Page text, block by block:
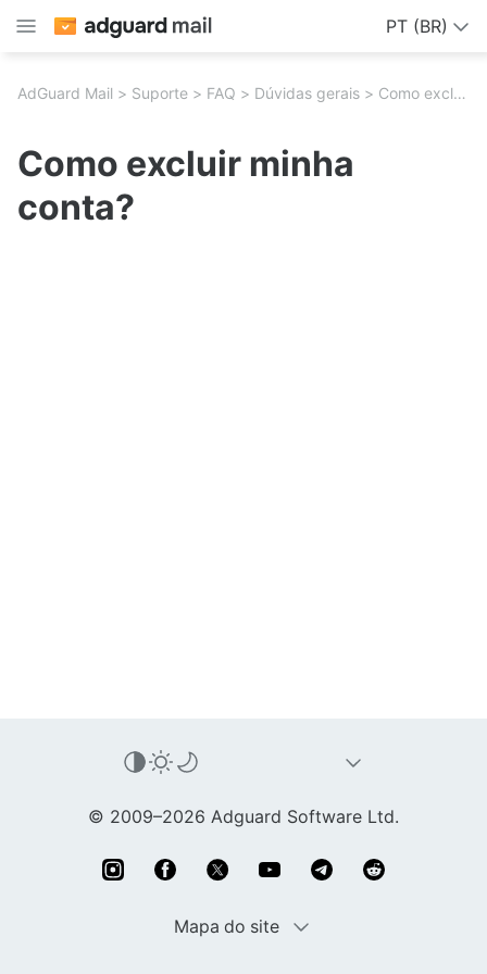
PT (BR)
AdGuard Mail Suporte FAQ Dúvidas gerais Como excluir minha conta?
Como excluir minha
conta?
© 2009–2026 Adguard Software Ltd.
Mapa do site